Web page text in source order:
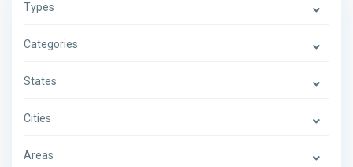
Types
Categories
States
Cities
Areas